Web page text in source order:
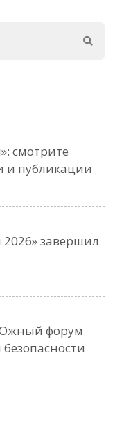
смотрите
и публикации
завершил
форум